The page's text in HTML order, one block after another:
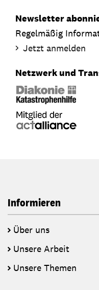
Newsletter
Regelmäßig
Jetzt anmelden
Netzwerk und
Informieren
Über uns
Unsere Arbeit
Unsere Themen